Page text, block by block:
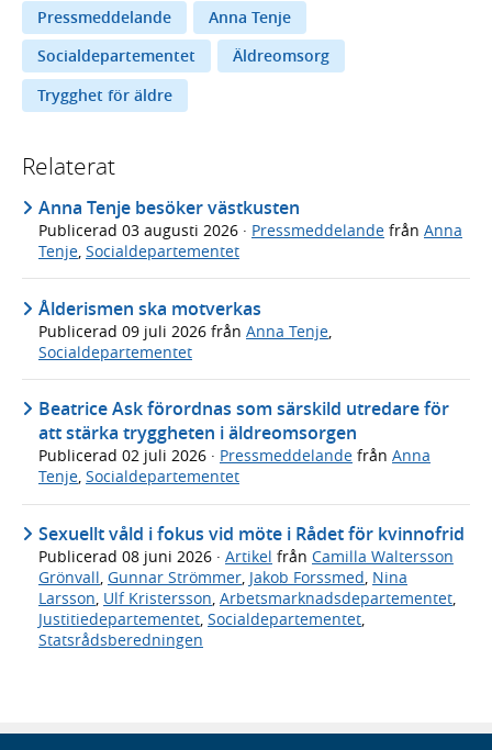
Pressmeddelande
Anna Tenje
Socialdepartementet
Äldreomsorg
Trygghet för äldre
Relaterat
Anna Tenje besöker västkusten
Publicerad 03 augusti 2026 · Pressmeddelande från Anna
Tenje, Socialdepartementet
Ålderismen ska motverkas
Publicerad 09 juli 2026 från Anna Tenje
Socialdepartementet
Beatrice Ask förordnas som särskild utredare för
att stärka tryggheten i äldreomsorgen
Publicerad 02 juli 2026 · Pressmeddelande från Anna
Tenje, Socialdepartementet
Sexuellt våld i fokus vid möte i Rådet för kvinnofrid
Publicerad 08 juni 2026 · Artikel från Camilla Waltersson
Grönvall, Gunnar Strömmer, Jakob Forssmed, Nina
Larsson, Ulf Kristersson, Arbetsmarknadsdepartementet,
Justitiedepartementet, Socialdepartementet,
Statsrådsberedningen